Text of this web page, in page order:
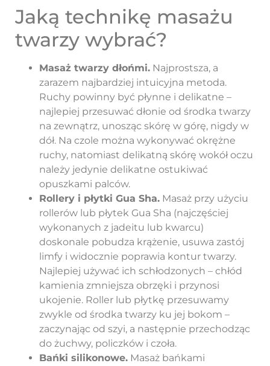
Jaką technikę masażu
twarzy wybrać?
Masaż twarzy dłońmi. Najprostsza, a
zarazem najbardziej intuicyjna metoda.
Ruchy powinny być płynne i delikatne –
najlepiej przesuwać dłonie od środka twarzy
na zewnątrz, unosząc skórę w górę, nigdy w
dół. Na czole można wykonywać okrężne
ruchy, natomiast delikatną skórę wokół oczu
należy jedynie delikatne ostukiwać
opuszkami palców.
Rollery i płytki Gua Sha. Masaż przy użyciu
rollerów lub płytek Gua Sha (najczęściej
wykonanych z jadeitu lub kwarcu)
doskonale pobudza krążenie, usuwa zastój
limfy i widocznie poprawia kontur twarzy.
Najlepiej używać ich schłodzonych – chłód
kamienia zmniejsza obrzęki i przynosi
ukojenie. Roller lub płytkę przesuwamy
zwykle od środka twarzy ku jej bokom –
zaczynając od szyi, a następnie przechodząc
do żuchwy, policzków i czoła.
Bańki silikonowe. Masaż bańkami